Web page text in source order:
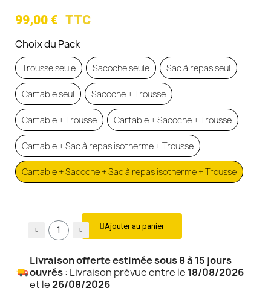
99,00 € TTC
Choix du Pack
Trousse seule Sacoche seule Sac à repas seul
Cartable seul Sacoche + Trousse
Cartable + Trousse Cartable + Sacoche + Trousse
Cartable + Sac à repas isotherme + Trousse
Cartable + Sacoche + Sac à repas isotherme + Trousse
Ajouter au panier
Livraison offerte estimée sous 8 à 15 jours
ouvrés: Livraison prévue entre le 18/08/2026
et le26/08/2026